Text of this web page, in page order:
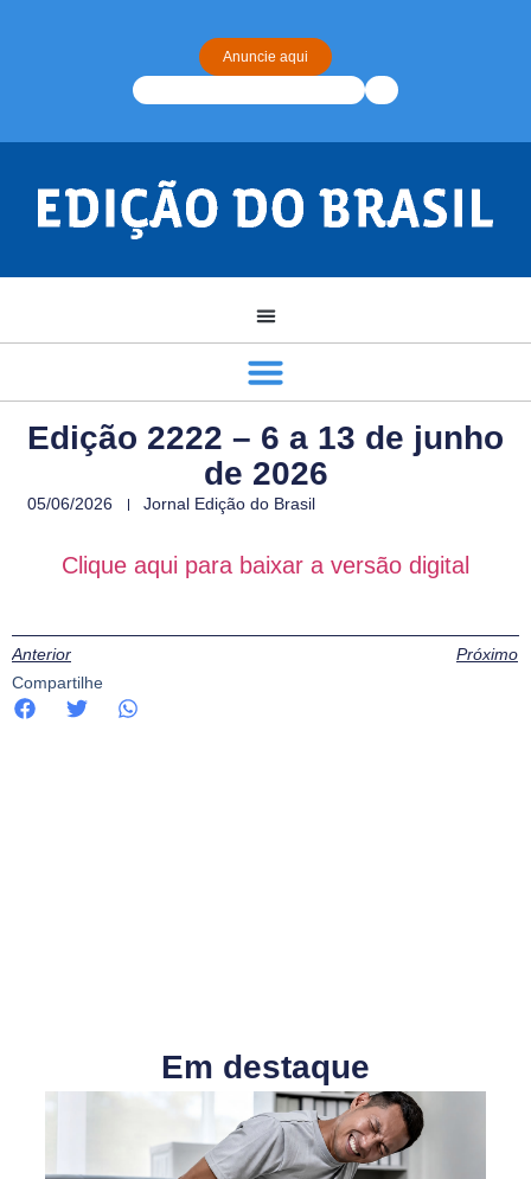
Anuncie aqui
Edição 2222 – 6 a 13 de junho
de 2026
05/06/2026 Jornal Edição do Brasil
Clique aqui para baixar a versão digital
Anterior
Próximo
Compartilhe
Em destaque